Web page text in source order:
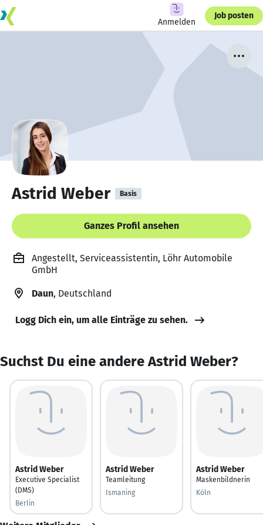
Anmelden
Job posten
Astrid Weber Basis
Ganzes Profil ansehen
Angestellt, Serviceassistentin, Löhr Automobile
GmbH
Daun, Deutschland
Logg Dich ein, um alle Einträge zu sehen.
Suchst Du eine andere Astrid Weber?
Astrid Weber
Executive Specialist
(DMS)
Berlin
Astrid Weber
Teamleitung
Ismaning
Astrid Weber
Maskenbildnerin
Köln